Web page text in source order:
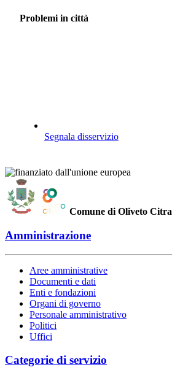
Problemi in città
Segnala disservizio
Comune di Oliveto Citra
Amministrazione
Aree amministrative
Documenti e dati
Enti e fondazioni
Organi di governo
Personale amministrativo
Politici
Uffici
Categorie di servizio